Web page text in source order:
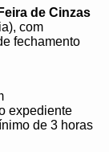
de Cinzas
com
fechamento
expediente
de 3 horas